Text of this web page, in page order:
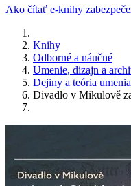
Ako čítať e-knihy
Knihy
Odborné a náučné
Umenie, dizajn a
Dejiny a teória umenia
Divadlo v Mikulově